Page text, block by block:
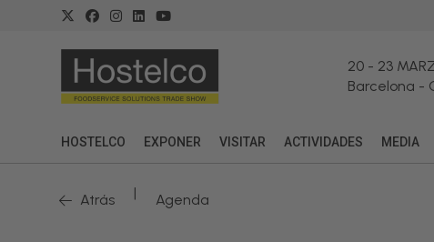
20- 23
Barcelona -
HOSTELCO EXPONER VISITAR ACTIVIDADES MEDIA
Atrás | Agenda